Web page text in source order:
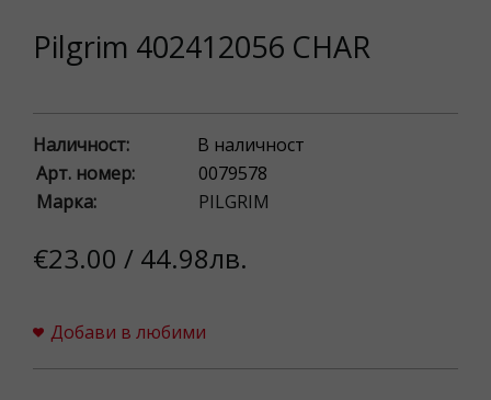
Pilgrim 402412056 CHAR
Наличност:
В наличност
Арт. номер:
0079578
Марка:
PILGRIM
€23.00 / 44.98лв.
Добави в любими